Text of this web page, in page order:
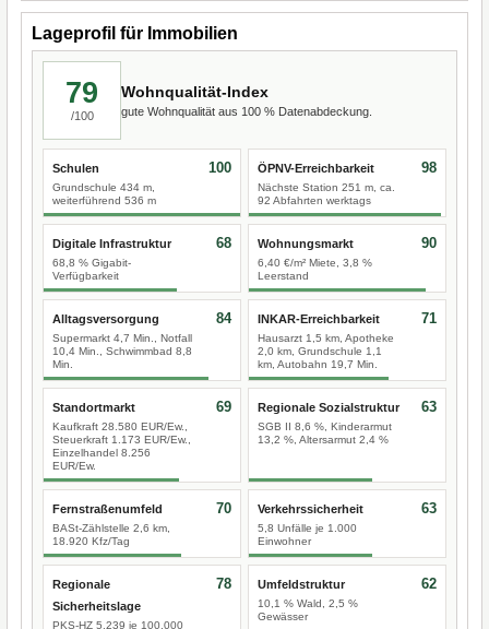
Lageprofil für Immobilien
79
/100
Wohnqualität-Index
gute Wohnqualität aus 100 % Datenabdeckung.
Schulen
Grundschule 434 m,
weiterführend 536 m
100 ÖPNV-Erreichbarkeit
Nächste Station 251 m, ca.
92 Abfahrten werktags
98
Digitale Infrastruktur
68,8 % Gigabit-
Verfügbarkeit
68 Wohnungsmarkt
6,40 €/m² Miete, 3,8 %
Leerstand
90
Alltagsversorgung
Supermarkt 4,7 Min., Notfall
10,4 Min., Schwimmbad 8,8
Min.
84 INKAR-Erreichbarkeit
Hausarzt 1,5 km, Apotheke
2,0 km, Grundschule 1,1
km, Autobahn 19,7 Min.
71
Standortmarkt
Kaufkraft 28.580 EUR/Ew.,
Steuerkraft 1.173 EUR/Ew.,
Einzelhandel 8.256
EUR/Ew.
69 Regionale Sozialstruktur
SGB II 8,6 %, Kinderarmut
13,2 %, Altersarmut 2,4 %
63
Fernstraßenumfeld
BASt-Zählstelle 2,6 km,
18.920 Kfz/Tag
70 Verkehrssicherheit
5,8 Unfälle je 1.000
Einwohner
63
Regionale
Sicherheitslage
PKS-HZ 5.239 je 100.000
78 Umfeldstruktur
10,1 % Wald, 2,5 %
Gewässer
62